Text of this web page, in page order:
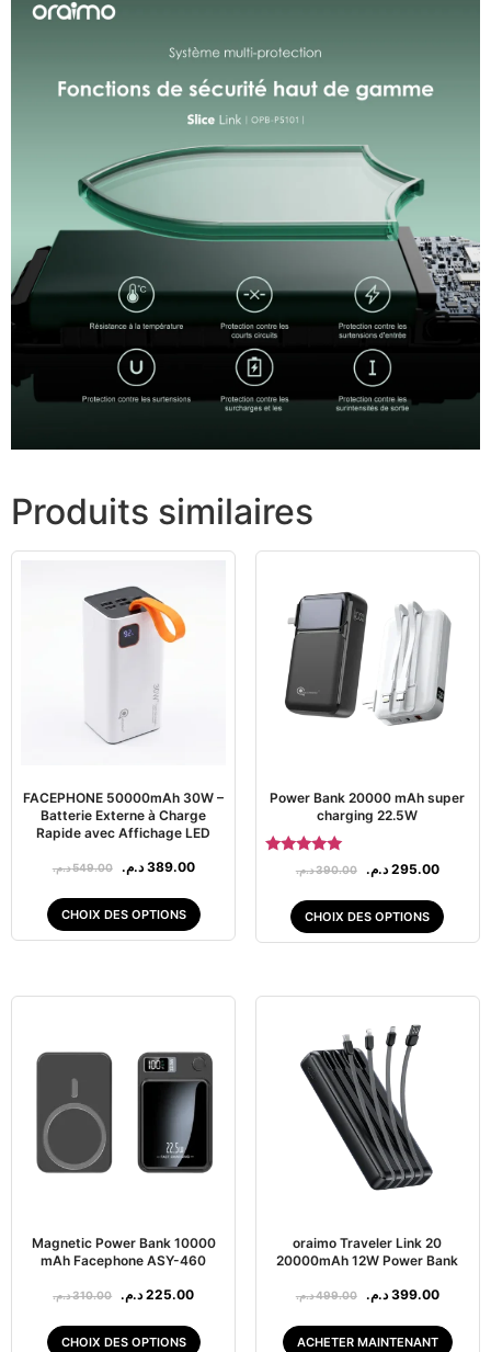
Produits similaires
FACEPHONE 50000mAh 30W –
Batterie Externe à Charge
Rapide avec Affichage LED
549.00د.م. 389.00 د.م.
CHOIX DES OPTIONS
Power Bank 20000 mAh super
charging 22.5W
Note
5.00
390.00د.م. 295.00 د.م.
CHOIX DES OPTIONS
Magnetic Power Bank 10000
mAh Facephone ASY-460
310.00د.م. 225.00 د.م.
CHOIX DES OPTIONS
oraimo Traveler Link 20
20000mAh 12W Power Bank
499.00د.م. 399.00 د.م.
ACHETER MAINTENANT